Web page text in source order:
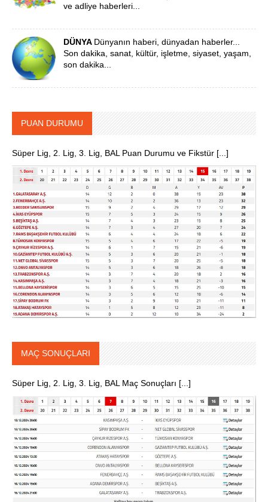
ve adliye haberleri...
DÜNYA Dünyanın haberi, dünyadan haberler...
Son dakika, sanat, kültür, işletme, siyaset, yaşam,
son dakika...
PUAN DURUMU
Süper Lig, 2. Lig, 3. Lig, BAL Puan Durumu ve Fikstür [...]
MAÇ SONUÇLARI
Süper Lig, 2. Lig, 3. Lig, BAL Maç Sonuçları [...]